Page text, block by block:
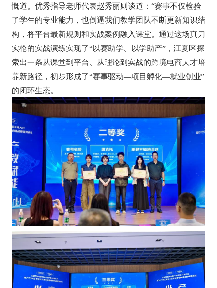
慨道。优秀指导老师代表赵秀丽则谈道：“赛事不仅检验
了学生的专业能力，也倒逼我们教学团队不断更新知识结
构，将平台最新规则和实战案例融入课堂。通过这场真刀
实枪的实战演练实现了“以赛助学、以学助产”，江夏区探
索出一条从课堂到平台、从理论到实战的跨境电商人才培
养新路径，初步形成了“赛事驱动—项目孵化—就业创业”
的闭环生态。